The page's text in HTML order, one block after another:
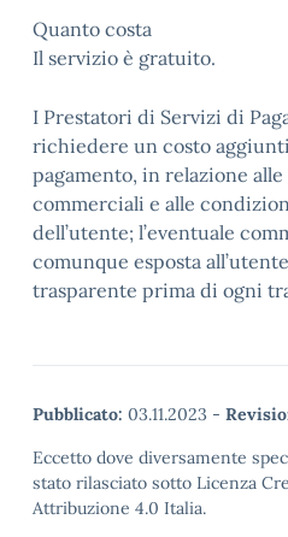
Quanto costa
Il servizio è gratuito.
I Prestatori di Servizi di
richiedere un costo
pagamento, in relazione
commerciali e alle
dell’utente; l’eventuale
comunque esposta
trasparente prima di ogni
Pubblicato: 03.11.2023 -
Eccetto dove diversamente
stato rilasciato sotto Licenza
Attribuzione 4.0 Italia.